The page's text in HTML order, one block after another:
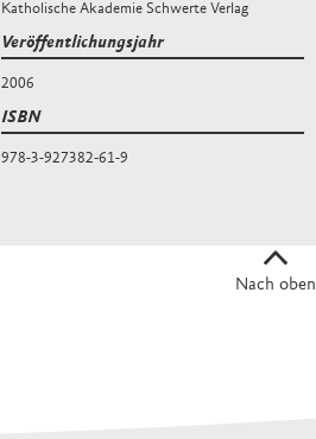
Katholische Akademie Schwerte Verlag
Veröffentlichungsjahr
2006
ISBN
978-3-927382-61-9
Nach oben